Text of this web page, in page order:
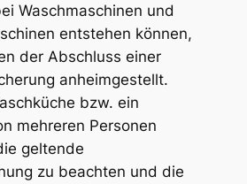
Waschmaschinen und
entstehen können,
der Abschluss einer
anheimgestellt.
bzw. ein
mehreren Personen
geltende
zu beachten und die